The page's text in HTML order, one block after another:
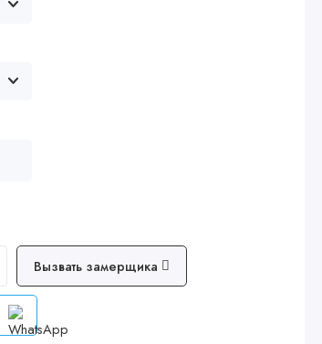
Вызвать замерщика